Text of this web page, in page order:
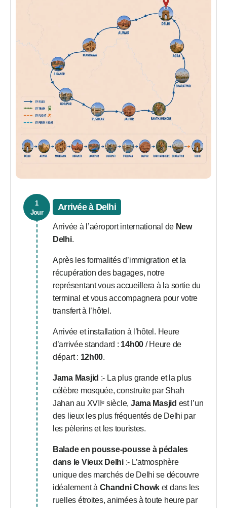
1
Jour
Arrivée à Delhi
Arrivée à l’aéroport international de New
Delhi.
Après les formalités d’immigration et la
récupération des bagages, notre
représentant vous accueillera à la sortie du
terminal et vous accompagnera pour votre
transfert à l’hôtel.
Arrivée et installation à l’hôtel. Heure
d’arrivée standard : 14h00 / Heure de
départ : 12h00.
Jama Masjid :- La plus grande et la plus
célèbre mosquée, construite par Shah
Jahan au XVIIᵉ siècle, Jama Masjid est l’un
des lieux les plus fréquentés de Delhi par
les pèlerins et les touristes.
Balade en pousse-pousse à pédales
dans le Vieux Delhi:- L’atmosphère
unique des marchés de Delhi se découvre
idéalement à Chandni Chowk et dans les
ruelles étroites, animées à toute heure par